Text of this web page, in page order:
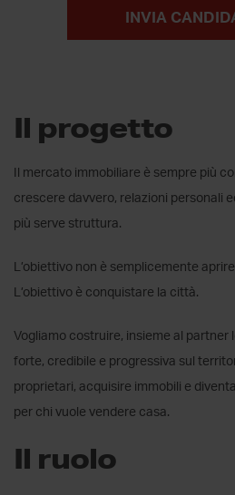
INVIA
Il progetto
Il mercato immobiliare è sempre più
crescere davvero, relazioni personali
più serve struttura.
L’obiettivo non è semplicemente
L’obiettivo è conquistare la città.
Vogliamo costruire, insieme al partner
forte, credibile e progressiva sul
proprietari, acquisire immobili e
per chi vuole vendere casa.
Il ruolo